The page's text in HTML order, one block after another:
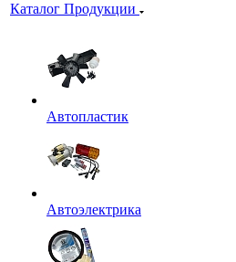
Каталог Продукции
Автопластик
Автоэлектрика